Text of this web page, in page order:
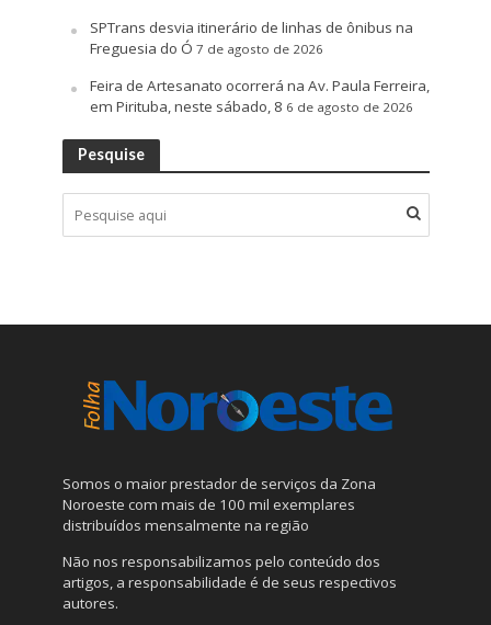
SPTrans desvia itinerário de linhas de ônibus na
Freguesia do Ó 7 de agosto de 2026
Feira de Artesanato ocorrerá na Av. Paula Ferreira,
em Pirituba, neste sábado, 8 6 de agosto de 2026
Pesquise
Somos o maior prestador de serviços da Zona
Noroeste com mais de 100 mil exemplares
distribuídos mensalmente na região
Não nos responsabilizamos pelo conteúdo dos
artigos, a responsabilidade é de seus respectivos
autores.